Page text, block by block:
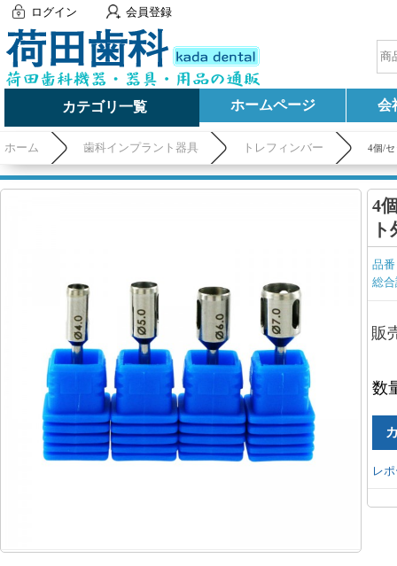
ログイン 会員登録
カテゴリ一覧 ホームページ 会
ホーム 歯科インプラント器具 トレフィンバー 4個/
4
品
総
販
数
レ